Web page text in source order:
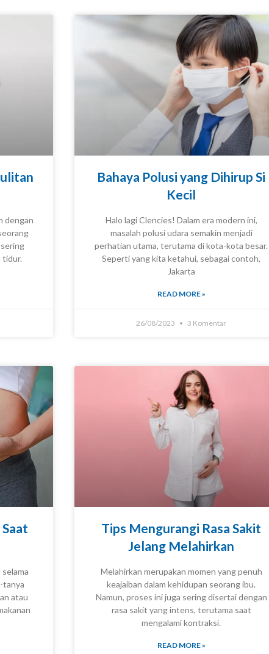
dengan
tidur.
Bahaya Polusi yang Dihirup Si
Kecil
Halo lagi Clencies! Dalam era modern ini,
masalah polusi udara semakin menjadi
perhatian utama, terutama di kota-kota besar.
Seperti yang kita ketahui, sebagai contoh,
Jakarta
READ MORE »
26/08/2023 3 Komentar
tanya
atau
KNOWLEDGE
Tips Mengurangi Rasa Sakit
Jelang Melahirkan
Melahirkan merupakan momen yang penuh
keajaiban dalam kehidupan seorang ibu.
Namun, proses ini juga sering disertai dengan
rasa sakit yang intens, terutama saat
mengalami kontraksi.
READ MORE »
KNOWLEDGE